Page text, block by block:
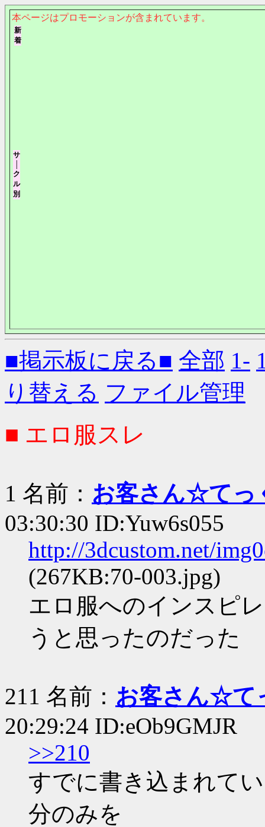
本ページはプロモーションが含まれています。
■掲示板に戻る■ 全部 1-
り替える ファイル管理
■ エロ服スレ
1 名前： お客さん☆てっ
03:30:30 ID:Yuw6s055
http://3dcustom.net/
(267KB:70-003.jpg)
エロ服へのインスピ
うと思ったのだった
211 名前： お客さん☆て
20:29:24 ID:eOb9GMJR
>>210
すでに書き込まれて
分のみを